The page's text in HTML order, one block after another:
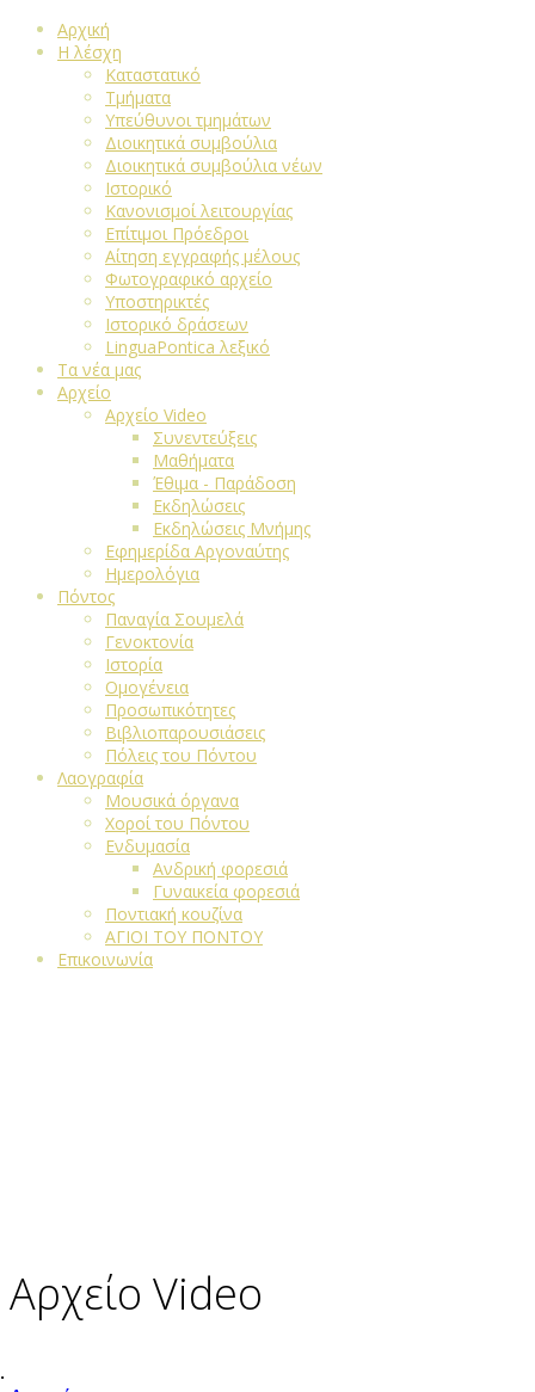
Αρχική
Η λέσχη
Καταστατικό
Τμήματα
Υπεύθυνοι τμημάτων
Διοικητικά συμβούλια
Διοικητικά συμβούλια νέων
Ιστορικό
Κανονισμοί λειτουργίας
Επίτιμοι Πρόεδροι
Αίτηση εγγραφής μέλους
Φωτογραφικό αρχείο
Υποστηρικτές
Ιστορικό δράσεων
LinguaPontica λεξικό
Τα νέα μας
Αρχείο
Αρχείο Video
Συνεντεύξεις
Μαθήματα
Έθιμα - Παράδοση
Εκδηλώσεις
Εκδηλώσεις Μνήμης
Εφημερίδα Αργοναύτης
Ημερολόγια
Πόντος
Παναγία Σουμελά
Γενοκτονία
Ιστορία
Ομογένεια
Προσωπικότητες
Βιβλιοπαρουσιάσεις
Πόλεις του Πόντου
Λαογραφία
Μουσικά όργανα
Χοροί του Πόντου
Ενδυμασία
Ανδρική φορεσιά
Γυναικεία φορεσιά
Ποντιακή κουζίνα
ΑΓΙΟΙ ΤΟΥ ΠΟΝΤΟΥ
Επικοινωνία
Αρχείο Video